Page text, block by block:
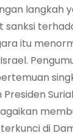
langkah
itu
di